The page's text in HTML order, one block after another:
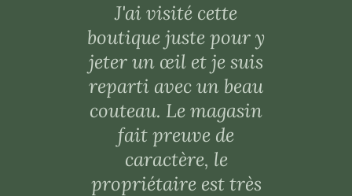
J'ai visité cette
boutique juste pour y
jeter un œil et je suis
reparti avec un beau
couteau. Le magasin
fait preuve de
caractère, le
propriétaire est très